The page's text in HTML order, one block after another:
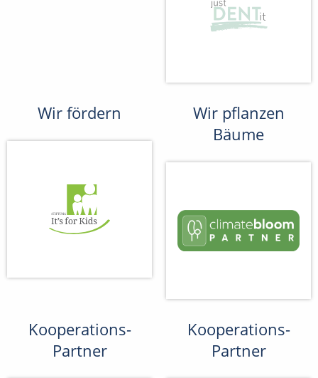
Wir fördern
Wir pflanzen
Bäume
Kooperations-
Partner
Kooperations-
Partner